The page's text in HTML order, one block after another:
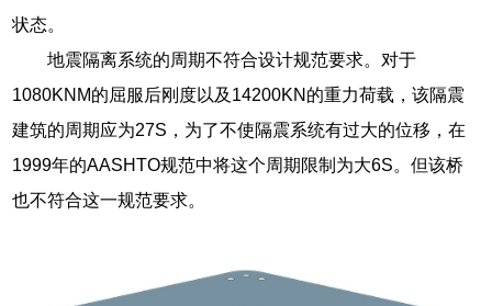
状态。
地震隔离系统的周期不符合设计规范要求。对于
1080KNM的屈服后刚度以及14200KN的重力荷载，该隔震
建筑的周期应为27S，为了不使隔震系统有过大的位移，在
1999年的AASHTO规范中将这个周期限制为大6S。但该桥
也不符合这一规范要求。